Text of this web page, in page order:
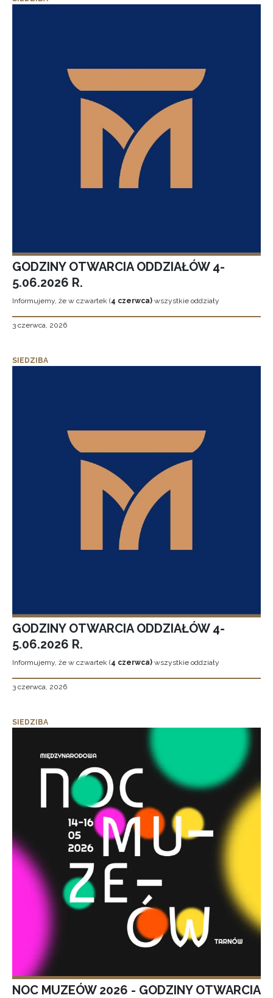
GODZINY OTWARCIA ODDZIAŁÓW 4-
5.06.2026 R.
Informujemy, że w czwartek (4 czerwca) wszystkie oddziały
3 czerwca, 2026
SIEDZIBA
GODZINY OTWARCIA ODDZIAŁÓW 4-
5.06.2026 R.
Informujemy, że w czwartek (4 czerwca) wszystkie oddziały
3 czerwca, 2026
SIEDZIBA
NOC MUZEÓW 2026 - GODZINY OTWARCIA